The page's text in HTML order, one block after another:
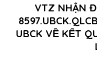
VTZ NHẬN
UBCK VỀ KẾT